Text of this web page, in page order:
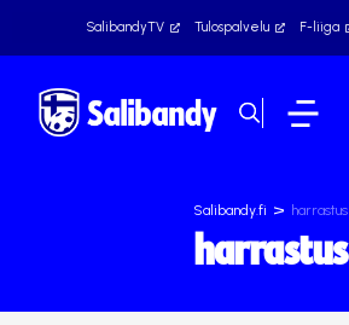
SalibandyTV Tulospalvelu F-liiga
Salibandy.fi > harrastus
harrastus